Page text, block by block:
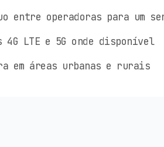
entre operadoras para um
4G LTE e 5G onde disponível
em áreas urbanas e rurais